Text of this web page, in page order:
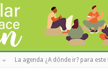
La agenda ¿A dónde ir? para este